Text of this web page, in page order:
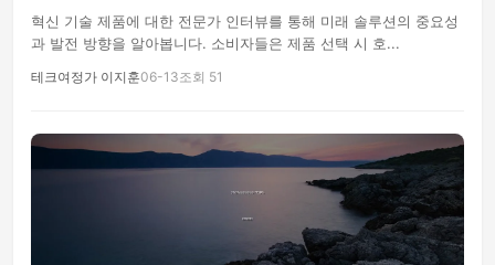
혁신 기술 제품에 대한 전문가 인터뷰를 통해 미래 솔루션의 중요성
과 발전 방향을 알아봅니다. 소비자들은 제품 선택 시 호...
테크여정가 이지훈06-13조회 51